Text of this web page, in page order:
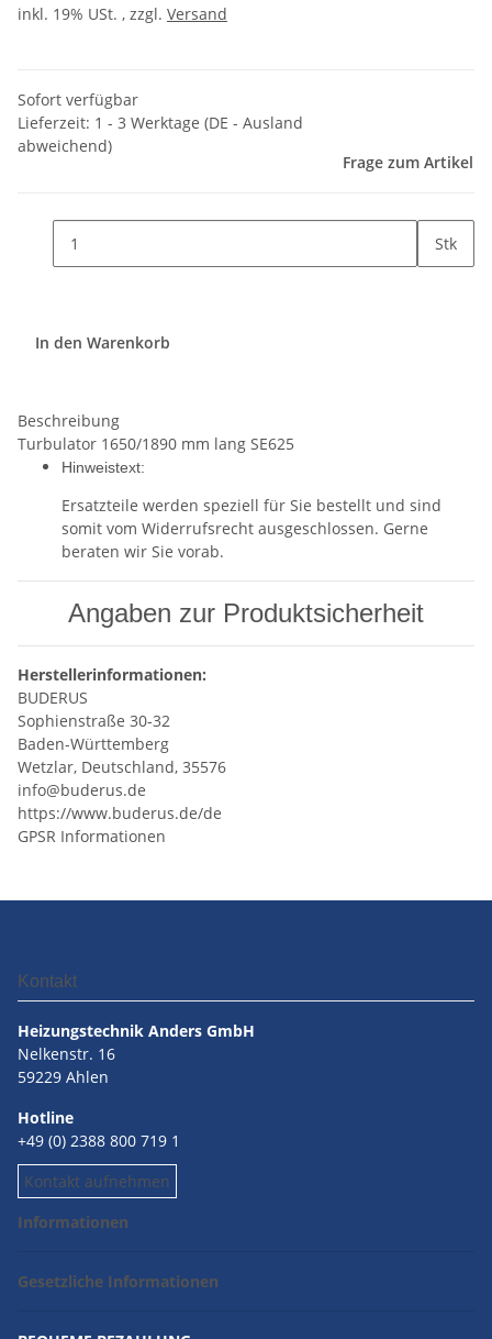
inkl. 19% USt. , zzgl. Versand
Sofort verfügbar
Lieferzeit: 1 - 3 Werktage (DE - Ausland
abweichend)
Frage zum Artikel
Stk
In den Warenkorb
Beschreibung
Turbulator 1650/1890 mm lang SE625
Hinweistext:
Ersatzteile werden speziell für Sie bestellt und sind
somit vom Widerrufsrecht ausgeschlossen. Gerne
beraten wir Sie vorab.
Angaben zur Produktsicherheit
Herstellerinformationen:
BUDERUS
Sophienstraße 30-32
Baden-Württemberg
Wetzlar, Deutschland, 35576
info@buderus.de
https://www.buderus.de/de
GPSR Informationen
Kontakt
Heizungstechnik Anders GmbH
Nelkenstr. 16
59229 Ahlen
Hotline
+49 (0) 2388 800 719 1
Kontakt aufnehmen
Informationen
Gesetzliche Informationen